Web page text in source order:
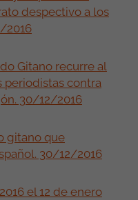
despectivo a los
2016
Gitano recurre al
periodistas contra
30/12/2016
gitano que
30/12/2016
el 12 de enero